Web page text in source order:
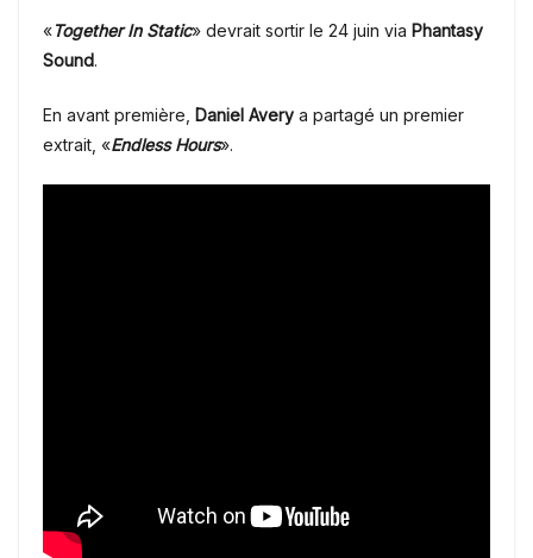
«Together In Static» devrait sortir le 24 juin via Phantasy
Sound.
En avant première, Daniel Avery a partagé un premier
extrait, «Endless Hours».